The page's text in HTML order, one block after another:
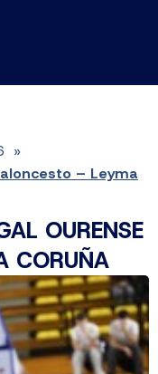
»
– Leyma
OURENSE
CORUÑA